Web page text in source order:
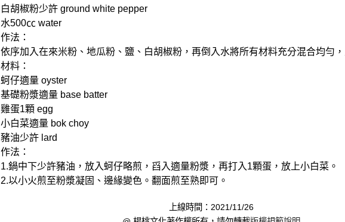
白胡椒粉少許 ground white pepper
水500㏄ water
作法：
依序加入在來米粉、地瓜粉、鹽、白胡椒粉，再倒入水將所有材料充分混合均勻
材料：
蚵仔適量 oyster
基礎粉漿適量 base batter
雞蛋1顆 egg
小白菜適量 bok choy
豬油少許 lard
作法：
1.鍋中下少許豬油，放入蚵仔略煎，舀入適量粉漿，再打入1顆蛋，放上小白菜。
2.以小火煎至粉漿凝固、邊緣變色。翻面煎至熟即可。
上線時間：2021/11/26